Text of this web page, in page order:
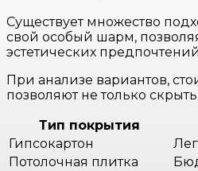
Существует множество
свой особый шарм,
эстетических
При анализе вариантов,
позволяют не только
Тип покрытия
Гипсокартон
Потолочная плитка